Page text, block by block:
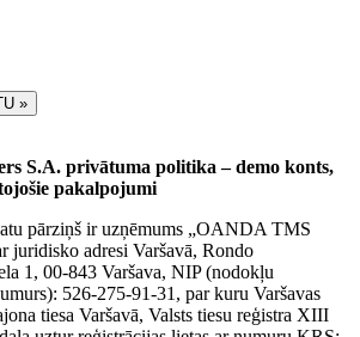
»
S.A. privātuma politika – demo konts,
pakalpojumi
pārziņš ir uzņēmums „OANDA TMS
juridisko adresi Varšavā, Rondo
1, 00-843 Varšava, NIP (nodokļu
526-275-91-31, par kuru Varšavas
tiesa Varšavā, Valsts tiesu reģistra XIII